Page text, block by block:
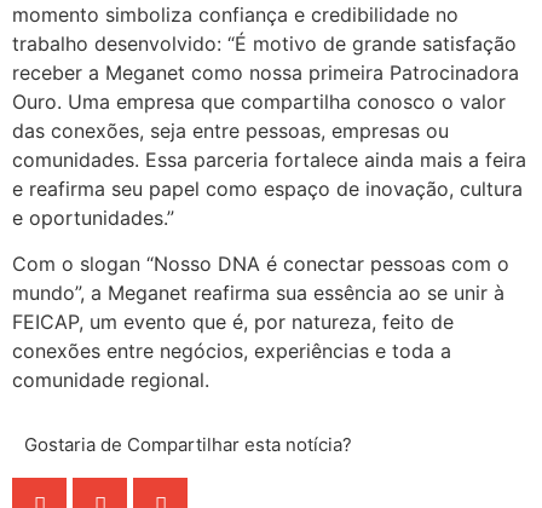
momento simboliza confiança e credibilidade no
trabalho desenvolvido: “É motivo de grande satisfação
receber a Meganet como nossa primeira Patrocinadora
Ouro. Uma empresa que compartilha conosco o valor
das conexões, seja entre pessoas, empresas ou
comunidades. Essa parceria fortalece ainda mais a feira
e reafirma seu papel como espaço de inovação, cultura
e oportunidades.”
Com o slogan “Nosso DNA é conectar pessoas com o
mundo”, a Meganet reafirma sua essência ao se unir à
FEICAP, um evento que é, por natureza, feito de
conexões entre negócios, experiências e toda a
comunidade regional.
Gostaria de Compartilhar esta notícia?